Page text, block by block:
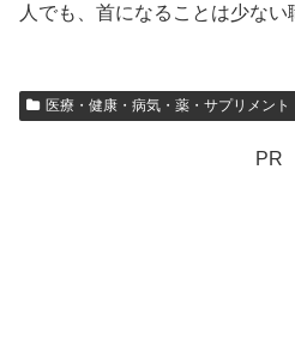
人でも、首になることは少ない
医療・健康・病気・薬・サプリメント
PR